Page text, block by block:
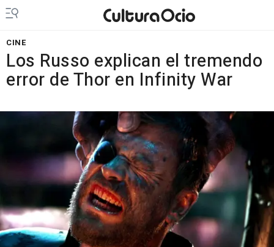
CINE
Los Russo explican el tremendo
error de Thor en Infinity War